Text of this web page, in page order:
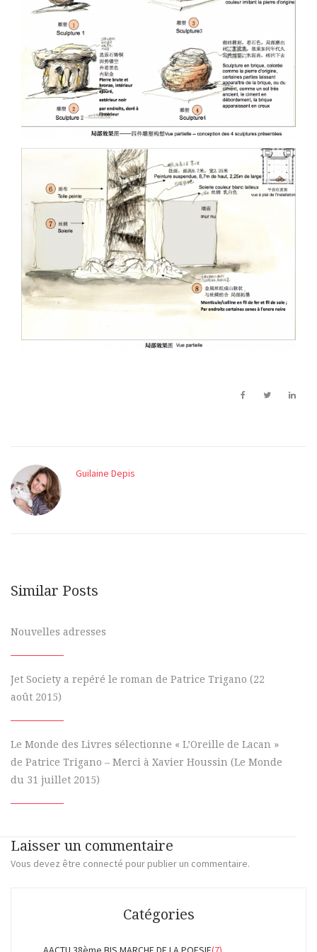
Guilaine Depis
Similar Posts
Nouvelles adresses
Jet Society a repéré le roman de Patrice Trigano (22
août 2015)
Le Monde des Livres sélectionne « L’Oreille de Lacan »
de Patrice Trigano – Merci à Xavier Houssin (Le Monde
du 31 juillet 2015)
Laisser un commentaire
Vous devez être connecté pour publier un commentaire.
Catégories